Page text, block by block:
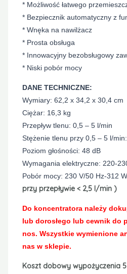
* Możliwość łatwego
* Bezpiecznik automatyczny z
* Wnęka na nawilżacz
* Prosta obsługa
* Innowacyjny bezobsługowy
* Niski pobór mocy
DANE TECHNICZNE:
Wymiary: 62,2 x 34,2 x 30,4 cm
Ciężar: 16,3 kg
Przepływ tlenu: 0,5 – 5 l/min
Stężenie tlenu przy 0,5 – 5 l/
Poziom głośności: 48 dB
Wymagania elektryczne: 220-
Pobór mocy: 230 V/50 Hz-312
przy przepływie < 2,5 l/min )
Do koncentratora należy
lub dorosłego lub cewnik do
nos. Wszystkie wymienione
nas w sklepie.
Koszt dobowy wypożyczenia